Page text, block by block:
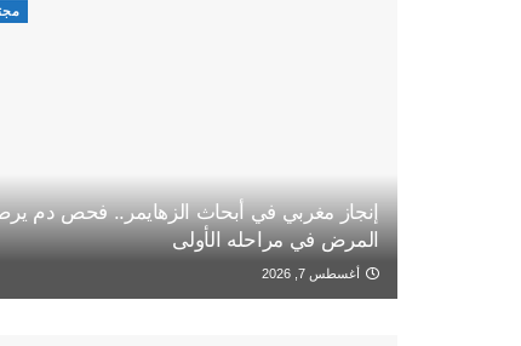
إنجاز مغربي في أبحاث الزهايمر.. فحص دم
المرض في مراحله الأولى
أغسطس 7, 2026